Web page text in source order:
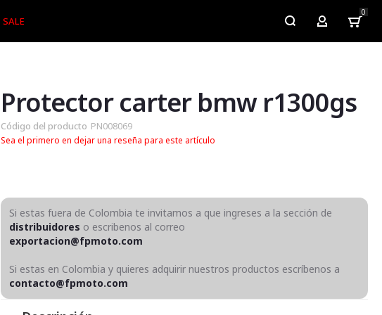
SALE My Account
0
Protector carter bmw r1300gs
Código del producto PN008069
Sea el primero en dejar una reseña para este artículo
Si estas fuera de Colombia te invitamos a que ingreses a la sección de
distribuidores o escribenos al correo
exportacion@fpmoto.com
Si estas en Colombia y quieres adquirir nuestros productos escríbenos a
contacto@fpmoto.com